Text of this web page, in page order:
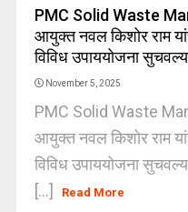
PMC Solid Waste
आयुक्त नवल किशोर राम
विविध उपाययोजना
November 5, 2025
PMC Solid Waste
आयुक्त नवल किशोर राम
विविध उपाययोजना
[...]
Read More